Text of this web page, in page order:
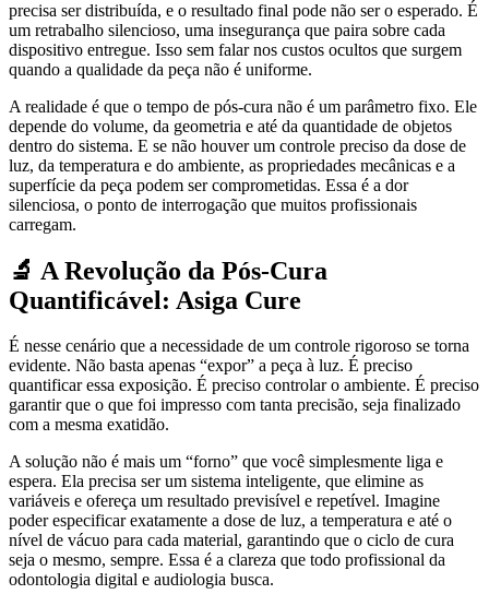
precisa ser distribuída, e o resultado final pode não ser o esperado. É
um retrabalho silencioso, uma insegurança que paira sobre cada
dispositivo entregue. Isso sem falar nos custos ocultos que surgem
quando a qualidade da peça não é uniforme.
A realidade é que o tempo de pós-cura não é um parâmetro fixo. Ele
depende do volume, da geometria e até da quantidade de objetos
dentro do sistema. E se não houver um controle preciso da dose de
luz, da temperatura e do ambiente, as propriedades mecânicas e a
superfície da peça podem ser comprometidas. Essa é a dor
silenciosa, o ponto de interrogação que muitos profissionais
carregam.
🔬 A Revolução da Pós-Cura
Quantificável: Asiga Cure
É nesse cenário que a necessidade de um controle rigoroso se torna
evidente. Não basta apenas “expor” a peça à luz. É preciso
quantificar essa exposição. É preciso controlar o ambiente. É preciso
garantir que o que foi impresso com tanta precisão, seja finalizado
com a mesma exatidão.
A solução não é mais um “forno” que você simplesmente liga e
espera. Ela precisa ser um sistema inteligente, que elimine as
variáveis e ofereça um resultado previsível e repetível. Imagine
poder especificar exatamente a dose de luz, a temperatura e até o
nível de vácuo para cada material, garantindo que o ciclo de cura
seja o mesmo, sempre. Essa é a clareza que todo profissional da
odontologia digital e audiologia busca.